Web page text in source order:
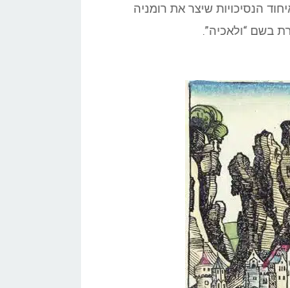
הנסיכויות שיצר את רומניה
בשם “ולאכיה”.